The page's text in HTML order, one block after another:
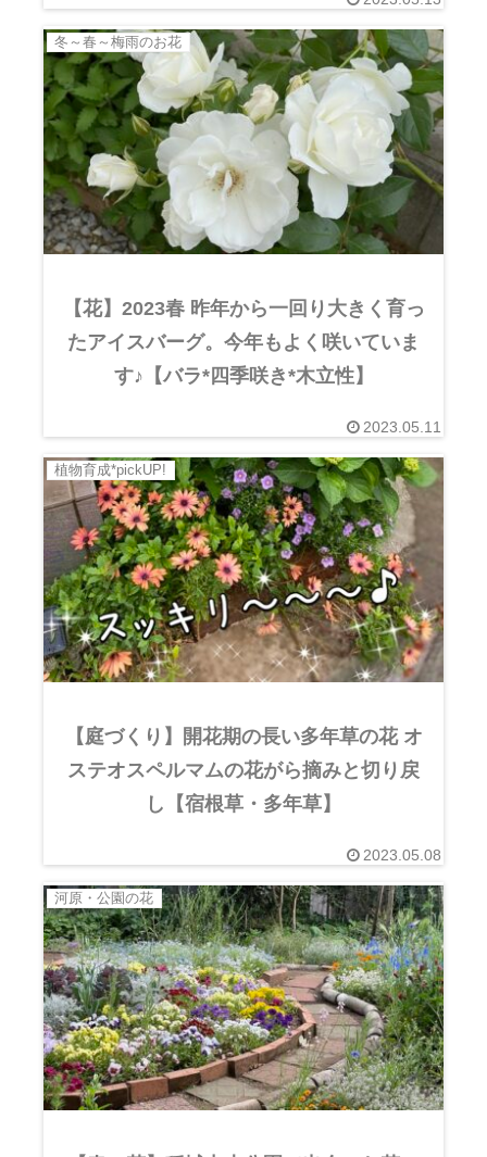
冬～春～梅雨のお花
【花】2023春 昨年から一回り大きく育っ
たアイスバーグ。今年もよく咲いていま
す♪【バラ*四季咲き*木立性】
2023.05.11
植物育成*pickUP!
【庭づくり】開花期の長い多年草の花 オ
ステオスペルマムの花がら摘みと切り戻
し【宿根草・多年草】
2023.05.08
河原・公園の花